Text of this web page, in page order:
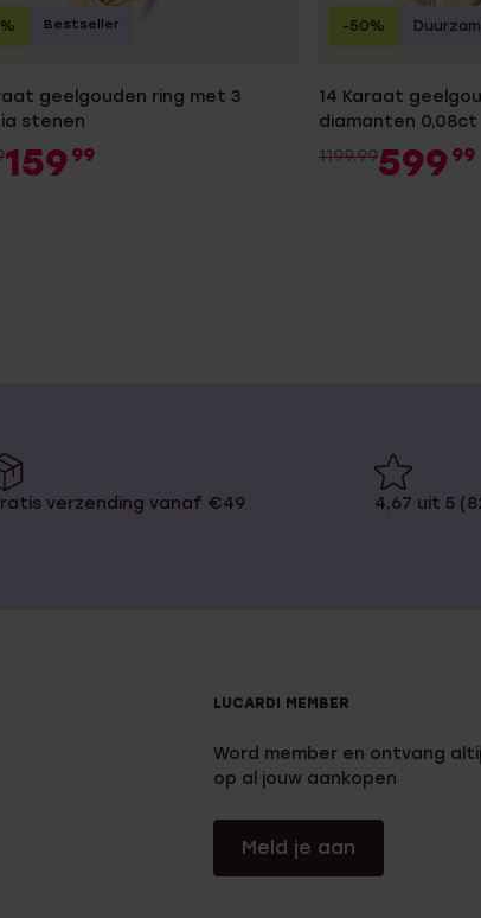
geelgouden ring met 3
stenen
159 99
Bestseller
14 Karaat
diamanten 0,08ct
1199.99599 99
-50%
verzending vanaf €49 4,67 uit 5
LUCARDI MEMBER
Word member en ontvang
op al jouw aankopen
Meld je aan